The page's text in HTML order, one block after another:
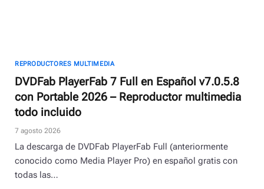
REPRODUCTORES MULTIMEDIA
DVDFab PlayerFab 7 Full en Español v7.0.5.8
con Portable 2026 – Reproductor multimedia
todo incluido
7 agosto 2026
La descarga de DVDFab PlayerFab Full (anteriormente
conocido como Media Player Pro) en español gratis con
todas las…